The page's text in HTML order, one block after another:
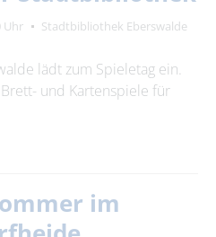
Uhr
Stadtbibliothek Eberswalde
lädt zum Spieletag ein.
und Kartenspiele für
im